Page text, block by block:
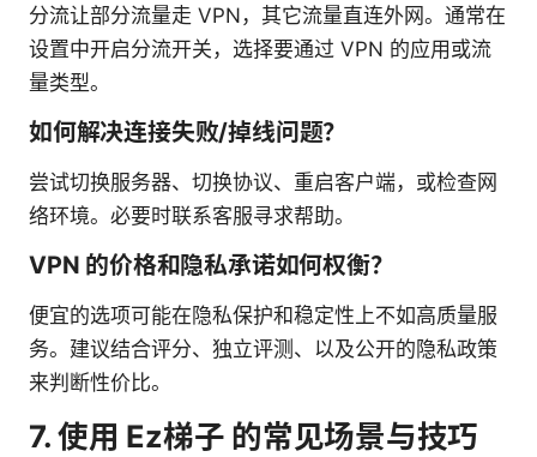
分流让部分流量走 VPN，其它流量直连外网。通常在
设置中开启分流开关，选择要通过 VPN 的应用或流
量类型。
如何解决连接失败/掉线问题？
尝试切换服务器、切换协议、重启客户端，或检查网
络环境。必要时联系客服寻求帮助。
VPN 的价格和隐私承诺如何权衡？
便宜的选项可能在隐私保护和稳定性上不如高质量服
务。建议结合评分、独立评测、以及公开的隐私政策
来判断性价比。
7. 使用 Ez梯子 的常见场景与技巧